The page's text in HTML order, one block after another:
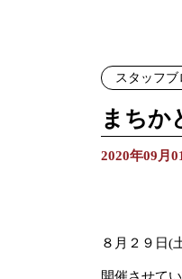
スタッフブ
まちか
2020年09月
８月２９日(
開催させて